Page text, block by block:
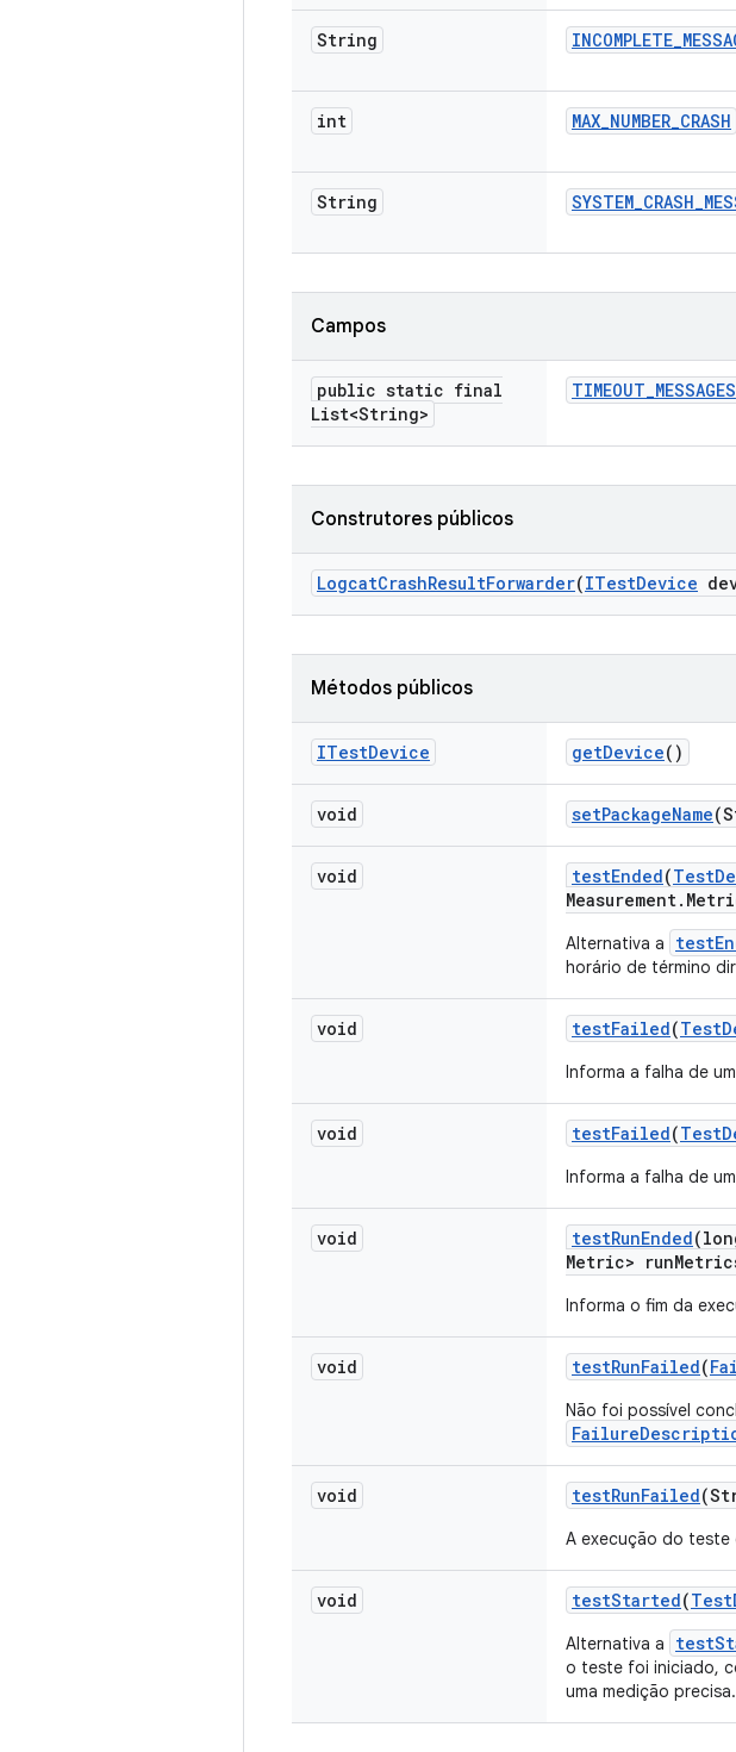
String INCOMPLETE_
int MAX_NUMBER_CRASH
String SYSTEM_CRASH_
Campos
public static final
List<String>
TIMEOUT_MESSAGES
Construtores públicos
LogcatCrashResultForwarder(ITestDevice
Métodos públicos
ITestDevice getDevice()
void setPackageName
void testEnded(Test
Measurement.
Alternativa a
horário de término
void testFailed(Test
Informa a falha de
void testFailed(Test
Informa a falha de
void testRunEnded
Metric> run
Informa o fim da
void testRunFailed(
Não foi possível
void testRunFailed
A execução do
void testStarted(Test
Alternativa a
o teste foi iniciado,
uma medição precisa.